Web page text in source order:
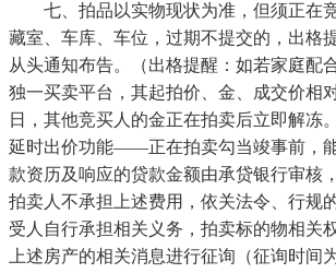
七、拍品以实物现状为准，但须正在竞
藏室、车库、车位，过期不提交的，出格
从头通知布告。（出格提醒：如若家庭配
独一买卖平台，其起拍价、金、成交价相
日，其他竞买人的金正在拍卖后立即解冻
延时出价功能——正在拍卖勾当竣事前，
款资历及响应的贷款金额由承贷银行审核
拍卖人不承担上述费用，依关法令、行规
受人自行承担相关义务，拍卖标的物相关
上述房产的相关消息进行征询（征询时